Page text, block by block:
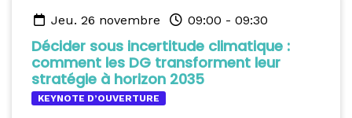
jeu. 26 novembre 09:00 - 09:30
Décider sous incertitude climatique :
comment les DG transforment leur
stratégie à horizon 2035
KEYNOTE D’OUVERTURE